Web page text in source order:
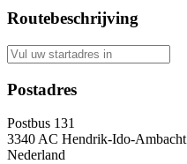
Routebeschrijving
Postadres
Postbus 131
3340 AC Hendrik-Ido-Ambacht
Nederland